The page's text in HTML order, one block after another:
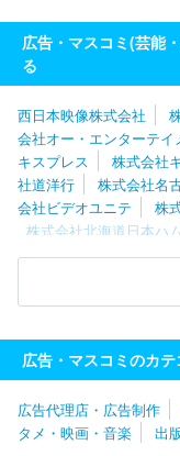
式会社ｄｒａｗｉｚ
房
株式会社プラスミ
ニオン
広告・マスコミ(芸能
る
西日本映像株式会社
会社オー・エンターテイ
キスプレス
株式会社
社道洋行
株式会社名
会社ビデオユニテ
株
株式会社北海道日本ハ
プライズ
株式会社わ
株式
コフィルムワークス
リトルスタジオインク
ズ・コーポレーション
会社ダイジョブス
株
四季株式会社
株式
広告・マスコミのカ
広告代理店・広告制作
タメ・映画・音楽
出